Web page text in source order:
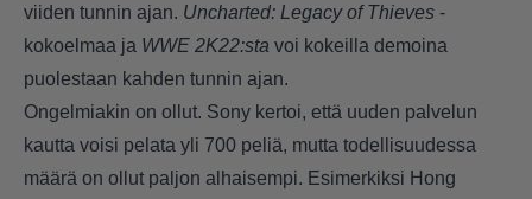
viiden tunnin ajan. Uncharted: Legacy of Thieves -
kokoelmaa ja WWE 2K22:sta voi kokeilla demoina
puolestaan kahden tunnin ajan.
Ongelmiakin on ollut. Sony kertoi, että uuden palvelun
kautta voisi pelata yli 700 peliä, mutta todellisuudessa
määrä on ollut paljon alhaisempi. Esimerkiksi Hong